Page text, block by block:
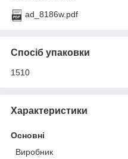
ad_8186w.pdf
Спосіб упаковки
1510
Характеристики
Основні
Виробник